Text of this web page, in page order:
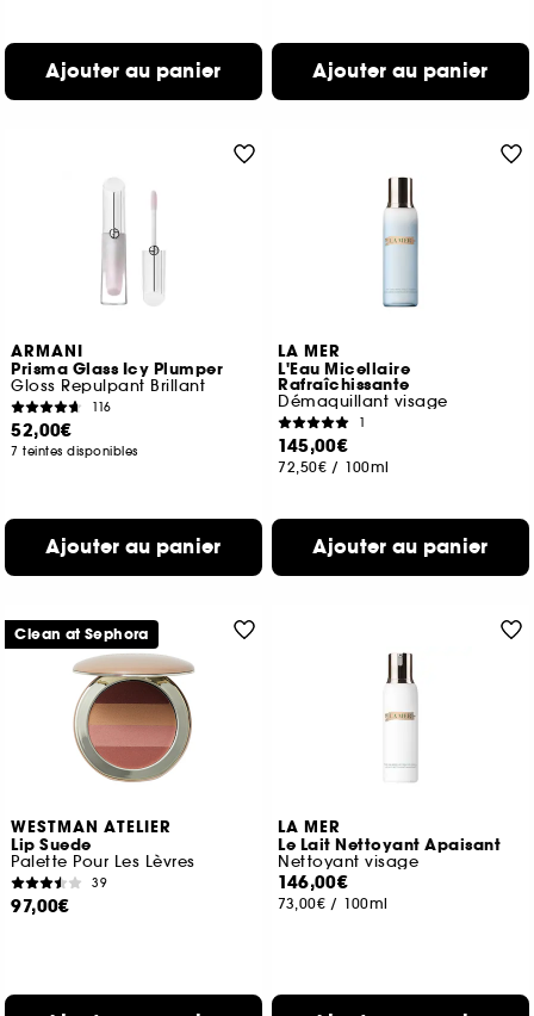
Ajouter au panier Ajouter au panier
ARMANI
Prisma Glass Icy Plumper
Gloss Repulpant Brillant
116
52,00€
7 teintes disponibles
Ajouter au panier
LA MER
L'Eau Micellaire
Rafraîchissante
Démaquillant visage
1
145,00€
72,50€ / 100ml
Ajouter au panier
WESTMAN ATELIER
Lip Suede
Palette Pour Les Lèvres
39
97,00€
Clean at Sephora
LA MER
Le Lait Nettoyant Apaisant
Nettoyant visage
146,00€
73,00€ / 100ml